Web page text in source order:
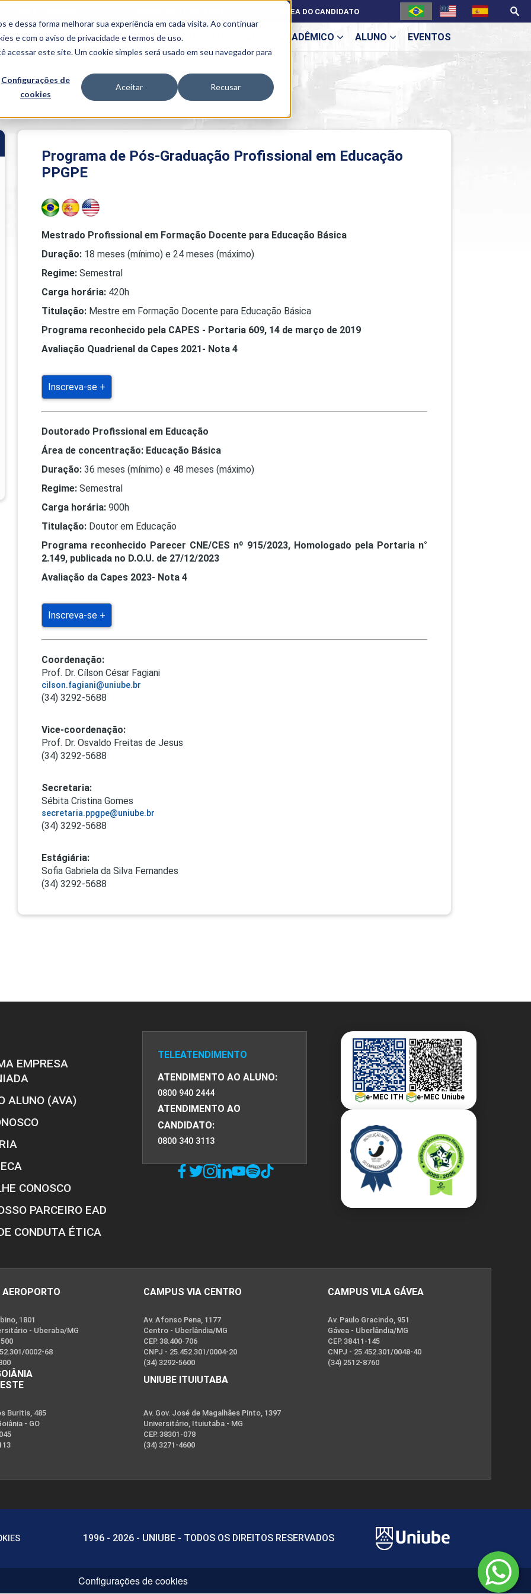
e dessa forma melhorar sua experiência em cada visita. Ao continuar
e com o aviso deprivacidade e termos de uso.
este site. Um cookie simples será usado em seu navegador para
Configurações de
cookies
Aceitar Recusar
BENEFÍCIOS ACADÊMICO
Acadêmicos
PIME
MPHU
Unitecne
PROES
ALUNO EVENTOS
ÁREA DO CANDIDATO
Programa de Pós-Graduação Profissional em Educação
PPGPE
Mestrado Profissional em Formação Docente para Educação Básica
Duração:18 meses (mínimo) e 24 meses (máximo)
Regime:Semestral
Carga horária:420h
Titulação:Mestre em Formação Docente para Educação Básica
Programa reconhecido pela CAPES - Portaria 609, 14 de março de 2019
Avaliação Quadrienal da Capes 2021- Nota 4
Inscreva-se +
Doutorado Profissional em Educação
Área de concentração: Educação Básica
Duração:36 meses (mínimo) e 48 meses (máximo)
Regime:Semestral
Carga horária:900h
Titulação:Doutor em Educação
Programa reconhecido Parecer CNE/CES nº 915/2023, Homologado pela Portaria n°
2.149, publicada no D.O.U. de 27/12/2023
Avaliação da Capes 2023- Nota 4
Inscreva-se +
Coordenação:
Prof. Dr. Cílson César Fagiani
cilson.fagiani@uniube.br
(34) 3292-5688
Vice-coordenação:
Prof. Dr. Osvaldo Freitas de Jesus
(34) 3292-5688
Secretaria:
Sébita Cristina Gomes
secretaria.ppgpe@uniube.br
(34) 3292-5688
Estágiária:
Sofia Gabriela da Silva Fernandes
(34) 3292-5688
EMPRESA
ALUNO (AVA)
CONOSCO
PARCEIRO EAD
CONDUTA ÉTICA
TELEATENDIMENTO
ATENDIMENTO AO ALUNO:
0800 940 2444
ATENDIMENTO AO
CANDIDATO:
0800 340 3113
e-MEC ITH e-MEC Uniube
1801
- Uberaba/MG
0002-68
Buritis, 485
- GO
CAMPUS VIA CENTRO
Av. Afonso Pena, 1177
Centro - Uberlândia/MG
CEP. 38.400-706
CNPJ - 25.452.301/0004-20
(34) 3292-5600
UNIUBE ITUIUTABA
Av. Gov. José de Magalhães Pinto, 1397
Universitário, Ituiutaba - MG
CEP. 38301-078
(34) 3271-4600
CAMPUS VILA GÁVEA
Av. Paulo Gracindo, 951
Gávea - Uberlândia/MG
CEP. 38411-145
CNPJ - 25.452.301/0048-40
(34) 2512-8760
1996 - 2026 - UNIUBE - TODOS OS DIREITOS RESERVADOS
Configurações de cookies